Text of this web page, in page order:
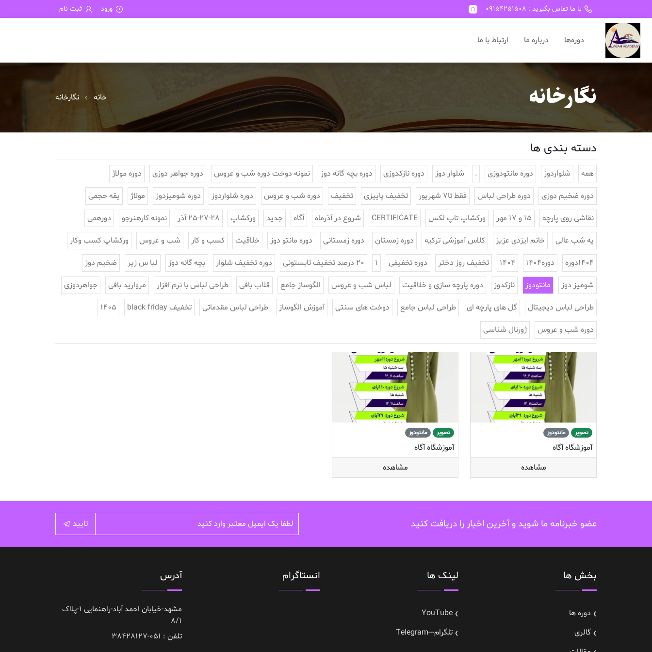
با ما تماس بگیرید : 09154251508 ورود ثبت نام
دوره‌ها درباره ما ارتباط با ما
نگارخانه خانه نگارخانه
دسته بندی ها
همه شلواردوز دوره مانتودوزی . شلوار دوز دوره نازکدوزی دوره بچه گانه دوز نمونه دوخت دوره شب و عروس دوره جواهر دوزی دوره مولاژ
دوره ضخیم دوزی دوره طراحی لباس فقط تا7 شهریور تخفیف پاییزی تخفیف دوره شب و عروس دوره شلواردوز دوره شومیزدوز مولاژ یقه حجمی
نقاشی روی پارچه 15 و 17 مهر ورکشاپ تاپ لکس CERTIFICATE شروع در آذرماه آگاه جدید ورکشاپ 25-27-28 آذر نمونه کارهنرجو دورهمی
یه شب عالی خانم ایزدی عزیز کلاس آموزشی ترکیه دوره زمستان دوره زمستانی دوره مانتو دوز خلاقیت کسب و کار شب و عروس ورکشاپ کسب وکار
1404دوره دوره1404 1404 تخفیف روز دختر دوره تخفیفی 1 20 درصد تخفیف تابستونی دوره تخفیف شلوار بچه گانه دوز لبا س زیر ضخیم دوز
شومیز دوز مانتودوز نازکدوز دوره پارچه سازی و خلاقیت لباس شب و عروس الگوساز جامع قلاب بافی طراحی لباس با نرم افزار مروارید بافی جواهردوزی
طراحی لباس دیجیتال گل های پارچه ای طراحی لباس جامع دوخت های سنتی آموزش الگوساز طراحی لباس مقدماتی تخفیف black friday 1405
دوره شب و عروس ژورنال شناسی
تصویر مانتودوز
آموزشگاه آگاه
مشاهده
تصویر مانتودوز
آموزشگاه آگاه
مشاهده
عضو خبرنامه ما شوید و آخرین اخبار را دریافت کنید تایید
بخش ها
دوره ها
گالری
لینک ها
YouTube
تلگرام---Telegram
انستاگرام آدرس
مشهد-خیابان احمد آباد-راهنمایی 1-پلاک
8/1
تلفن : 051-38428127